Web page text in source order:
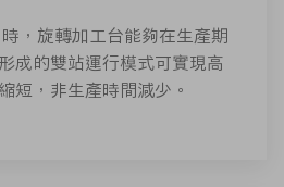
，旋轉加工台能夠在生產期
成的雙站運行模式可實現高
短，非生產時間減少。